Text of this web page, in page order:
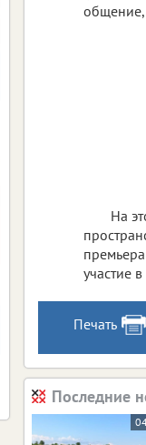
общение,
На
участие
Печать
Последние